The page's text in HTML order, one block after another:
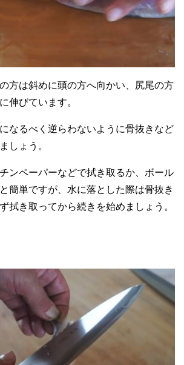
方は斜めに頭の方へ向かい、尻尾の方
伸びています。
なるべく逆らわないように骨抜きなど
しょう。
ンペーパーなどで拭き取るか、ボール
簡単ですが、水に落とした際は骨抜き
拭き取ってから続きを始めましょう。